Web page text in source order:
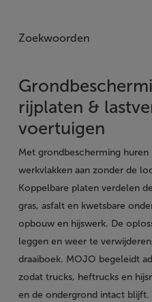
Zoekwoorden
rijplaten &
voertuigen
Met grondbescherming
werkvlakken aan zonder de
Koppelbare platen verdelen
gras, asfalt en kwetsbare
opbouw en hijswerk. De
leggen en weer te
draaiboek. MOJO begeleidt
zodat trucks, heftrucks en
en de ondergrond intact blijft.